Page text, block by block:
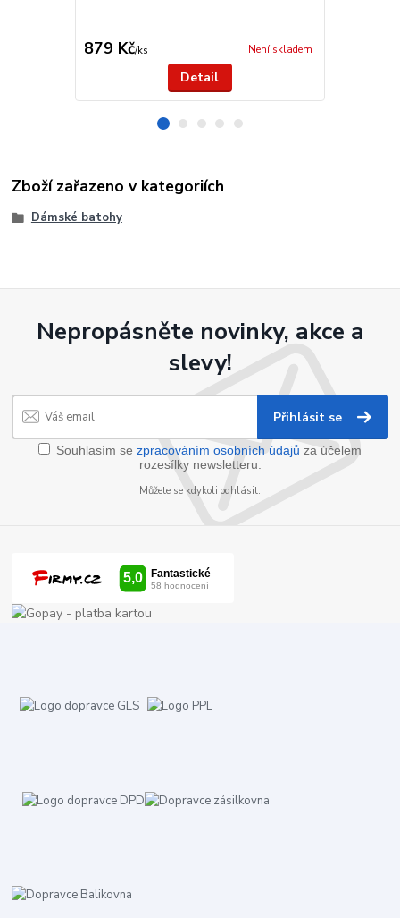
879 Kč/ks Není skladem
Detail
Zboží zařazeno v kategoriích
Dámské batohy
Nepropásněte novinky, akce a
slevy!
Přihlásit se
Souhlasím se zpracováním osobních údajů za účelem
rozesílky newsletteru.
Můžete se kdykoli odhlásit.